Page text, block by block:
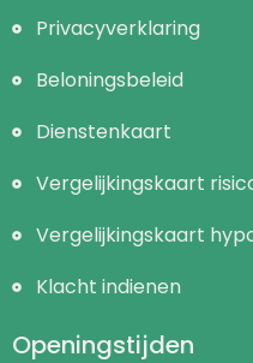
Privacyverklaring
Beloningsbeleid
Dienstenkaart
Vergelijkingskaart
Vergelijkingskaart
Klacht indienen
Openingstijden